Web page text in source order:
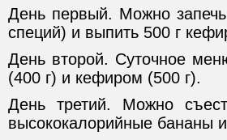
День первый. Можно
специй) и выпить 500 г
День второй. Суточное
(400 г) и кефиром (500 г).
День третий. Можно
высококалорийные бананы